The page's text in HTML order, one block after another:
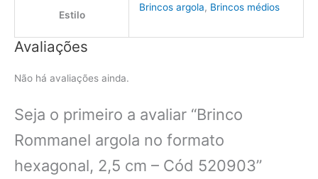
Estilo
Brincos argola, Brincos médios
Avaliações
Não há avaliações ainda.
Seja o primeiro a avaliar “Brinco
Rommanel argola no formato
hexagonal, 2,5 cm – Cód 520903”